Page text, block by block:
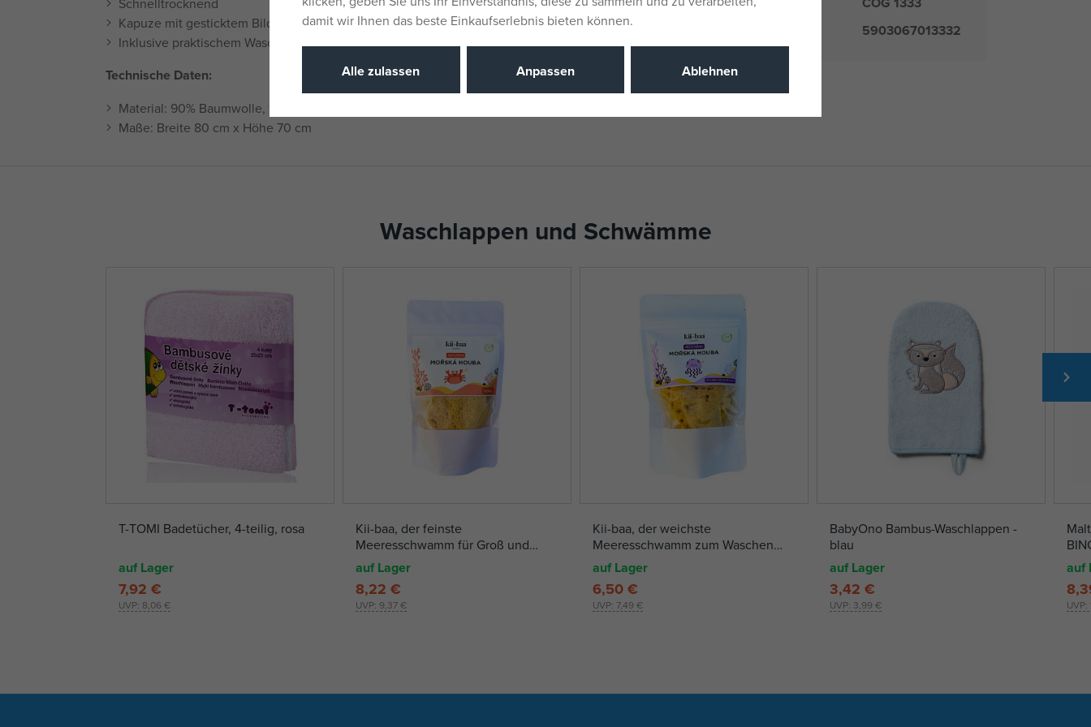
Kapuze mit gesticktem Bild von BING, dem Hasen
Inklusive praktischem Waschlappen
Technische Daten:
Material: 90% Baumwolle, 10% Polyester
Maße: Breite 80 cm x Höhe 70 cm
5903067013332
Waschlappen und Schwämme
T-TOMI Badetücher, 4-teilig, rosa
auf Lager
UVP: 8,06 €
7,92 €
Kii-baa, der feinste
Meeresschwamm für Groß und
Klein
auf Lager
UVP: 9,37 €
8,22 €
Kii-baa, der weichste
Meeresschwamm zum Waschen
von Babys
auf Lager
UVP: 7,49 €
6,50 €
BabyOno Bambus-Waschlappen -
blau
auf Lager
UVP: 3,99 €
3,42 €
auf
UVP:
damit wir Ihnen das beste Einkaufserlebnis bieten können.
Alle zulassen Anpassen Ablehnen